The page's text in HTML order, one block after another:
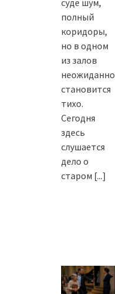
суде шум,
полный
коридоры,
но в одном
из залов
неожиданно
становится
тихо.
Сегодня
здесь
слушается
дело о
старом [...]